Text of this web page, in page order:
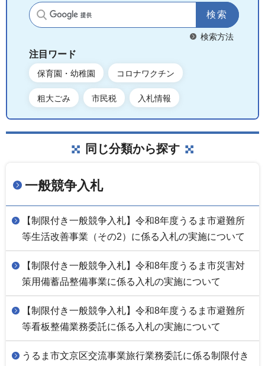
サイト内検索
検索方法
注目ワード
保育園・幼稚園 コロナワクチン
粗大ごみ 市民税 入札情報
同じ分類から探す
一般競争入札
【制限付き一般競争入札】令和8年度うるま市避難所
等生活改善事業（その2）に係る入札の実施について
【制限付き一般競争入札】令和8年度うるま市災害対
策用備蓄品整備事業に係る入札の実施について
【制限付き一般競争入札】令和8年度うるま市避難所
等看板整備業務委託に係る入札の実施について
うるま市文京区交流事業旅行業務委託に係る制限付き